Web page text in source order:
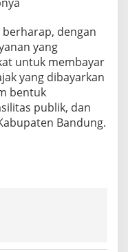
berharap, dengan
yang
untuk membayar
yang dibayarkan
bentuk
publik, dan
Bandung.